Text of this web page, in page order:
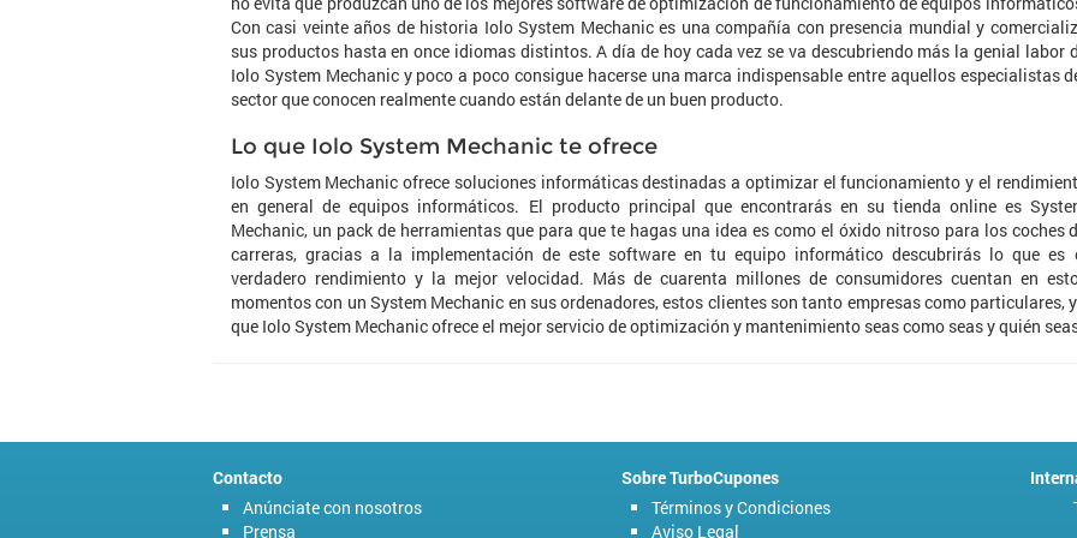
Con casi veinte años de historia Iolo System Mechanic es una compañía con presencia mundial y
sus productos hasta en once idiomas distintos. A día de hoy cada vez se va descubriendo más la genial labor
Iolo System Mechanic y poco a poco consigue hacerse una marca indispensable entre aquellos especialistas
sector que conocen realmente cuando están delante de un buen producto.
Lo que Iolo System Mechanic te ofrece
Iolo System Mechanic ofrece soluciones informáticas destinadas a optimizar el funcionamiento y el
en general de equipos informáticos. El producto principal que encontrarás en su tienda online es
Mechanic, un pack de herramientas que para que te hagas una idea es como el óxido nitroso para los coches
carreras, gracias a la implementación de este software en tu equipo informático descubrirás lo que es
verdadero rendimiento y la mejor velocidad. Más de cuarenta millones de consumidores cuentan en
momentos con un System Mechanic en sus ordenadores, estos clientes son tanto empresas como particulares,
que Iolo System Mechanic ofrece el mejor servicio de optimización y mantenimiento seas como seas y quién
Contacto
Anúnciate con nosotros
Prensa
Sobre TurboCupones
Términos y Condiciones
Aviso Legal